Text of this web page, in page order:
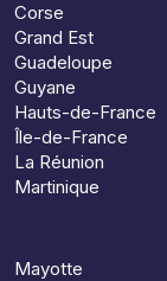
Corse
Grand Est
Guadeloupe
Guyane
Hauts-de-France
Île-de-France
La Réunion
Martinique
Mayotte